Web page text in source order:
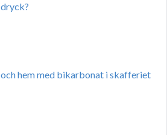
hem med bikarbonat i skafferiet